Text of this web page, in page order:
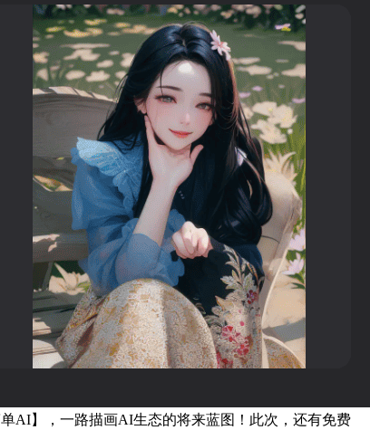
AI】，一路描画AI生态的将来蓝图！此次，还有免费